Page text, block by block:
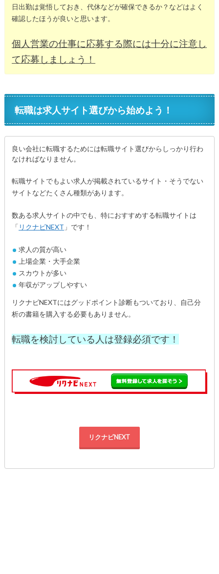
日出勤は覚悟しておき、代休などが確保できるか？などはよく
確認したほうが良いと思います。
個人営業の仕事に応募する際には十分に注意し
て応募しましょう！
転職は求人サイト選びから始めよう！
良い会社に転職するためには転職サイト選びからしっかり行わ
なければなりません。
転職サイトでもよい求人が掲載されているサイト・そうでない
サイトなどたくさん種類があります。
数ある求人サイトの中でも、特におすすめする転職サイトは
「 リクナビNEXT 」です！
求人の質が高い
上場企業・大手企業
スカウトが多い
年収がアップしやすい
リクナビNEXTにはグッドポイント診断もついており、自己分
析の書籍を購入する必要もありません。
転職を検討している人は登録必須です！
リクナビNEXT